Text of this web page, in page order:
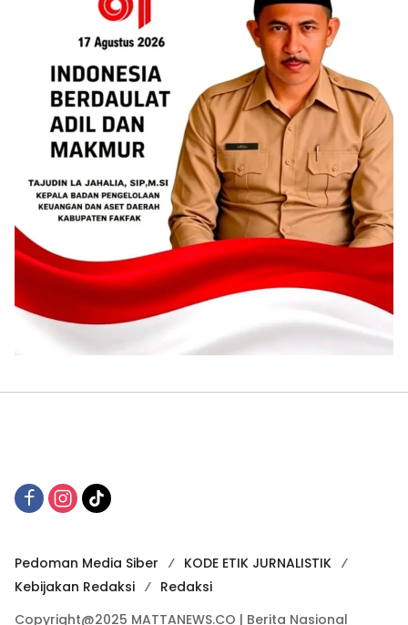
Pedoman Media Siber
KODE ETIK JURNALISTIK
Kebijakan Redaksi
Redaksi
Copyright@2025 MATTANEWS.CO | Berita Nasional